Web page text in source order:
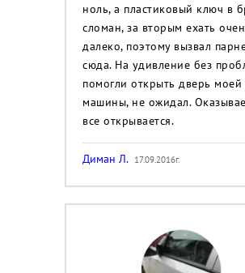
ноль, а пластиковый ключ в
сломан, за вторым ехать
далеко, поэтому вызвал
сюда. На удивление без
помогли открыть дверь моей
машины, не ожидал.
все открывается.
Диман Л. 17.09.2016г.